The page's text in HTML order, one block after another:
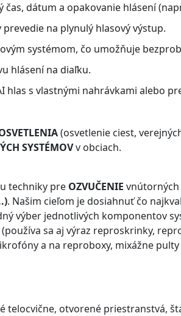
dátum a opakovanie hlásení
na plynulý hlasový výstup.
systémom, čo umožňuje
hlásení na diaľku.
s vlastnými nahrávkami alebo
(osvetlenie ciest,
SYSTÉMOVv obciach.
techniky pre OZVUČENIE
. Našim cieľom je dosiahnuť čo
výber jednotlivých komponentov
sa aj výraz reproskrinky,
a na reproboxy, mixážne
otvorené priestranstvá,